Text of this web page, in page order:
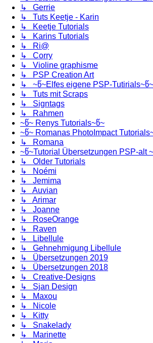
↳ Gerrie
↳ Tuts Keetje - Karin
↳ Keetje Tutorials
↳ Karins Tutorials
↳ Ri@
↳ Corry
↳ Violine graphisme
↳ PSP Creation Art
↳ ~წ~Elfes eigene PSP-Tutirials~წ~
↳ Tuts mit Scraps
↳ Signtags
↳ Rahmen
~წ~ Renys Tutorials~წ~
~წ~ Romanas PhotoImpact
↳ Romana
~წ~Tutorial Übersetzungen PSP-alt
↳ Older Tutorials
↳ Noémi
↳ Jemima
↳ Auvian
↳ Arimar
↳ Joanne
↳ RoseOrange
↳ Raven
↳ Libellule
↳ Gehnehmigung Libellule
↳ Übersetzungen 2019
↳ Übersetzungen 2018
↳ Creative-Designs
↳ Sjan Design
↳ Maxou
↳ Nicole
↳ Kitty
↳ Snakelady
↳ Marinette